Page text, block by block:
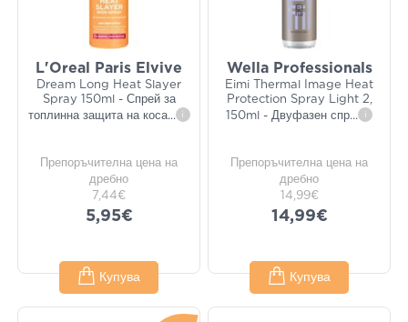
L'Oreal Paris Elvive
Dream Long Heat Slayer
Spray 150ml - Спрей за
топлинна защита на коса... i
Препоръчителна цена на
дребно
7,44€
5,95€
Купува
Wella Professionals
Eimi Thermal Image Heat
Protection Spray Light 2,
150ml - Двуфазен спр... i
Препоръчителна цена на
дребно
14,99€
14,99€
Купува